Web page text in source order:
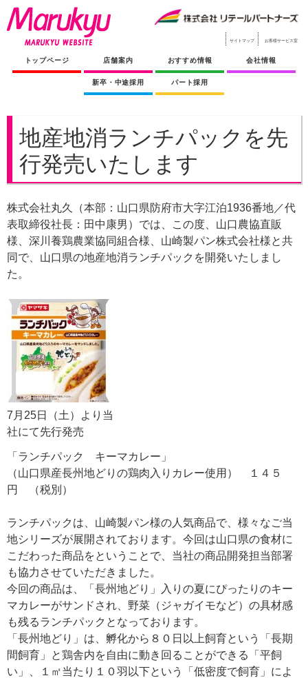
サイトマップ お客様サービス室
トップページ 店舗案内 おすすめ情報 会社情報
新卒・中途採用 パート採用
地産地消ランチパックを先
行発売いたします
株式会社丸久（本部：山口県防府市大字江泊1936番地／代
表取締役社長：田中康男）では、この度、山口農協直販
様、深川養鶏農業協同組合様、山崎製パン株式会社様と共
同で、山口県の地産地消ランチパックを開発いたしまし
た。
7月25日（土）より当
社にて先行発売
「ランチパック キーマカレー」
（山口県産長州地どりの鶏肉入りカレー使用） １４５
円 （税別）
ランチパックは、山崎製パン様の人気商品で、様々なご当
地シリーズが展開されております。今回は山口県の食材に
こだわった商品をということで、当社の商品開発担当部署
も協力させていただきました。
今回の商品は、「長州地どり」入りの夏にぴったりのキー
マカレーがサンドされ、野菜（ジャガイモなど）の具材感
も残るランチパックとなっております。
「長州地どり」は、孵化から８０日以上飼育という「長期
間飼育」と鶏舎内を自由に動き回ることができる「平飼
い」、１㎡当たり１０羽以下という「低密度で飼育」によ